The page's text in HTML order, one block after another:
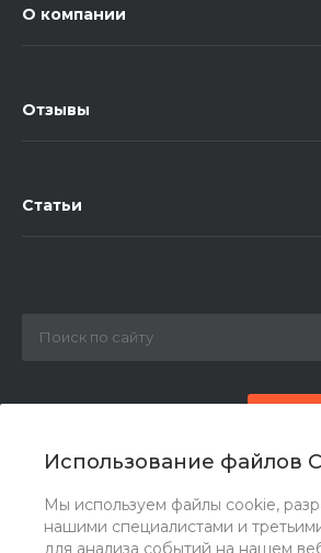
Использование файлов
Мы используем файлы cookie,
нашими специалистами и
для анализа событий на нашем
О компании
Отзывы
Статьи
zakaz@ogk-
г. Москва, г. Москва, ул. 7-я